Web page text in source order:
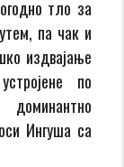
тло за
па чак и
издвајање
по
Ингуша са